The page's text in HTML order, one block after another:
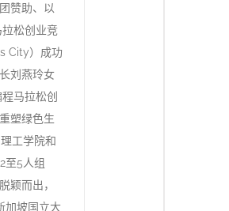
赞助、以
拉松创业竞
City）成功
刘燕玲女
马拉松创
塑绿色生
工学院和
至5人组
颖而出，
加坡国立大